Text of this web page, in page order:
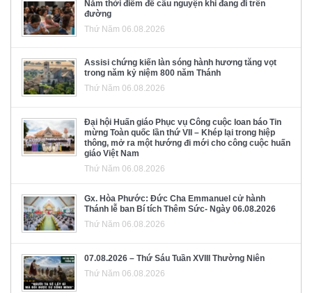
Năm thời điểm để cầu nguyện khi đang đi trên
đường
Thứ Năm 06.08.2026
Assisi chứng kiến làn sóng hành hương tăng vọt
trong năm kỷ niệm 800 năm Thánh
Thứ Năm 06.08.2026
Đại hội Huấn giáo Phục vụ Công cuộc loan báo Tin
mừng Toàn quốc lần thứ VII – Khép lại trong hiệp
thông, mở ra một hướng đi mới cho công cuộc huấn
giáo Việt Nam
Thứ Năm 06.08.2026
Gx. Hòa Phước: Đức Cha Emmanuel cử hành
Thánh lễ ban Bí tích Thêm Sức- Ngày 06.08.2026
Thứ Năm 06.08.2026
07.08.2026 – Thứ Sáu Tuần XVIII Thường Niên
Thứ Năm 06.08.2026